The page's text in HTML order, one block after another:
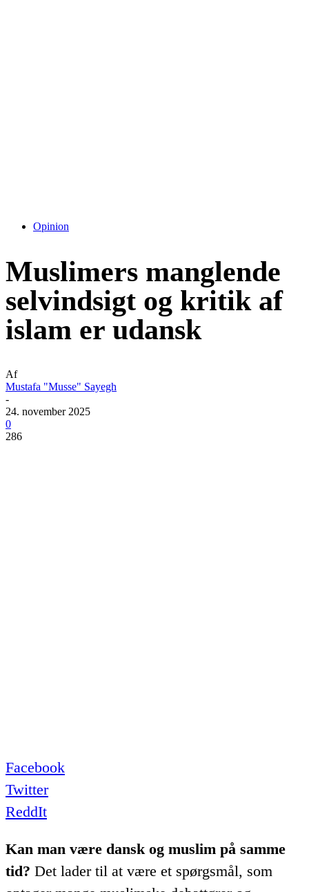
Opinion
Muslimers manglende
selvindsigt og kritik af
islam er udansk
Af
Mustafa "Musse" Sayegh
-
24. november 2025
0
286
Facebook
Twitter
ReddIt
Kan man være dansk og muslim på samme
tid? Det lader til at være et spørgsmål, som